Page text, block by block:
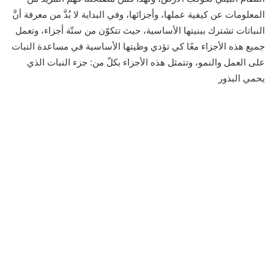
المعلومات عن كيفية عملها، وأجزائها، وفي البداية لا بُدَّ من معرفة أنَّ
النباتات تشترك ببنيتها الأساسية، حيث تتكوّن من ستّة أجزاء، وتعمل
جميع هذه الأجزاء معًا كي تؤدي وظيتها الأساسية في مساعدة النبات
على العمل والنمو، وتتمثل هذه الأجزاء بكلّ من: جزء النبات الذي
يحمي البذور